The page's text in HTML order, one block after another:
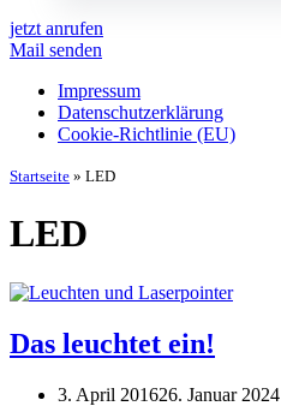
jetzt anrufen
Mail senden
Impressum
Datenschutz­erklärung
Cookie-Richtlinie (EU)
Startseite » LED
LED
Das leuchtet ein!
3. April 201626. Januar 2024